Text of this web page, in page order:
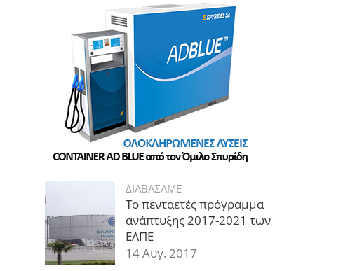
ΔΙΑΒΑΣΑΜΕ
Το πενταετές πρόγραμμα
ανάπτυξης 2017-2021 των
ΕΛΠΕ
14 Αυγ. 2017